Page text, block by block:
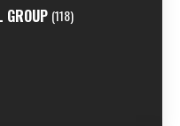
GROUP (118)